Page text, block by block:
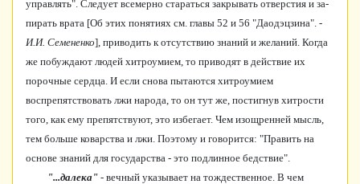
управлять". Следует всемерно стараться закрывать отверстия и за­
пирать врата [Об этих понятиях см. главы 52 и 56 "Даодэцзина". -
И.И. Семененко], приводить к отсутствию знаний и желаний. Когда
же побуждают людей хитроумием, то приводят в действие их
порочные сердца. И если снова пытаются хитроумием
воспрепятствовать лжи народа, то он тут же, постигнув хитрости
того, как ему препятствуют, это избегает. Чем изощренней мысль,
тем больше коварства и лжи. Поэтому и говорится: "Править на
основе знаний для государства - это подлинное бедствие".
"...далека"- вечный указывает на тождественное. В чем